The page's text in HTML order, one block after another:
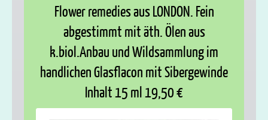
Flower remedies aus LONDON. Fein
abgestimmt mit äth. Ölen aus
k.biol.Anbau und Wildsammlung im
handlichen Glasflacon mit Sibergewinde
Inhalt 15 ml 19,50 €